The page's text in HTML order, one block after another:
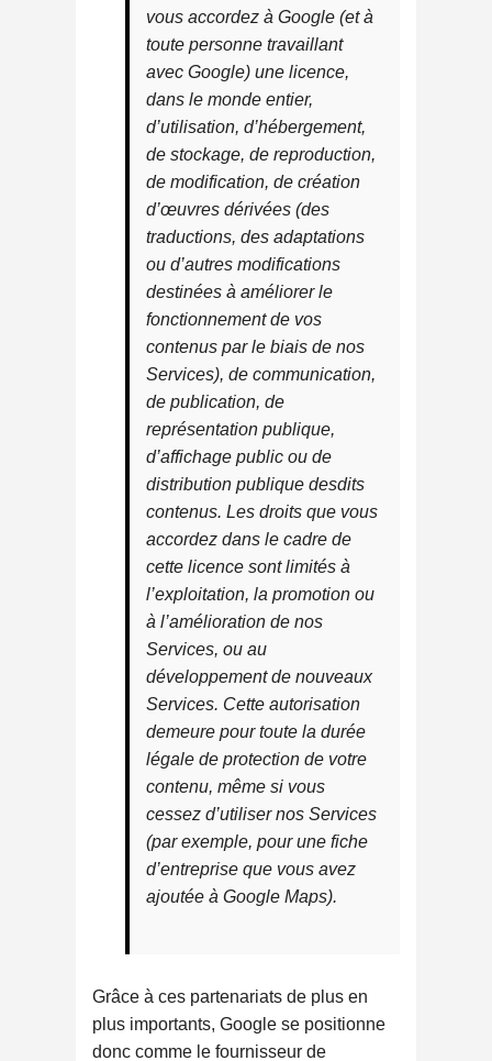
vous accordez à Google (et à
toute personne travaillant
avec Google) une licence,
dans le monde entier,
d’utilisation, d’hébergement,
de stockage, de reproduction,
de modification, de création
d’œuvres dérivées (des
traductions, des adaptations
ou d’autres modifications
destinées à améliorer le
fonctionnement de vos
contenus par le biais de nos
Services), de communication,
de publication, de
représentation publique,
d’affichage public ou de
distribution publique desdits
contenus. Les droits que vous
accordez dans le cadre de
cette licence sont limités à
l’exploitation, la promotion ou
à l’amélioration de nos
Services, ou au
développement de nouveaux
Services. Cette autorisation
demeure pour toute la durée
légale de protection de votre
contenu, même si vous
cessez d’utiliser nos Services
(par exemple, pour une fiche
d’entreprise que vous avez
ajoutée à Google Maps).
Grâce à ces partenariats de plus en
plus importants, Google se positionne
donc comme le fournisseur de